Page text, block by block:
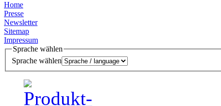
Home
Presse
Newsletter
Sitemap
Impressum
Sprache wählen
Sprache wählen